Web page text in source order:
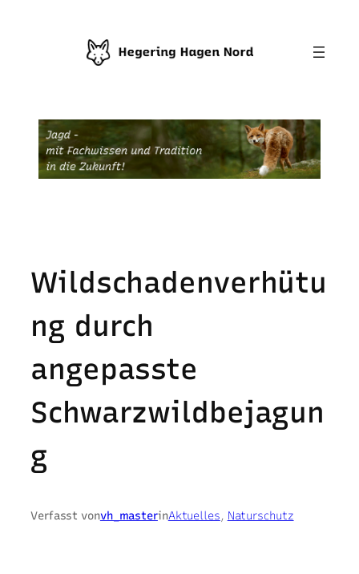
Wildschadenverhütu
ng durch
angepasste
Schwarzwildbejagun
g
Verfasst vonvh_masterinAktuelles, Naturschutz